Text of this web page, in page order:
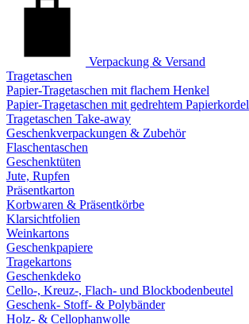
Verpackung & Versand
Tragetaschen
Papier-Tragetaschen mit flachem Henkel
Papier-Tragetaschen mit gedrehtem Papierkordel
Tragetaschen Take-away
Geschenkverpackungen & Zubehör
Flaschentaschen
Geschenktüten
Jute, Rupfen
Präsentkarton
Korbwaren & Präsentkörbe
Klarsichtfolien
Weinkartons
Geschenkpapiere
Tragekartons
Geschenkdeko
Cello-, Kreuz-, Flach- und Blockbodenbeutel
Geschenk- Stoff- & Polybänder
Holz- & Cellophanwolle